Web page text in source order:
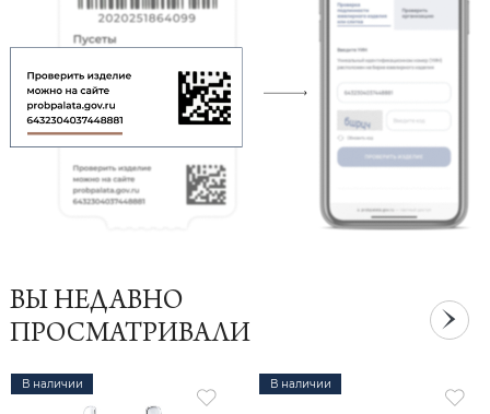
ВЫ НЕДАВНО
ПРОСМАТРИВАЛИ
В наличии В наличии